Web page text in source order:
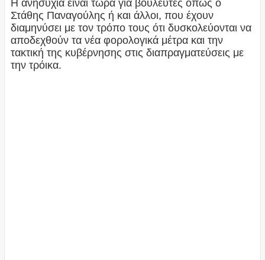
Η ανησυχία είναι τώρα για βουλευτές όπως ο
Στάθης Παναγούλης ή και άλλοι, που έχουν
διαμηνύσει με τον τρόπο τους ότι δυσκολεύονται να
αποδεχθούν τα νέα φορολογικά μέτρα και την
τακτική της κυβέρνησης στις διαπραγματεύσεις με
την τρόικα.